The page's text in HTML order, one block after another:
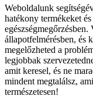
Weboldalunk
hatékony termékeket
állapotfelmérésben, és
megelőzheted a
legjobbak
amit keresel, és ne
mindent megtalálsz,
természetesen!